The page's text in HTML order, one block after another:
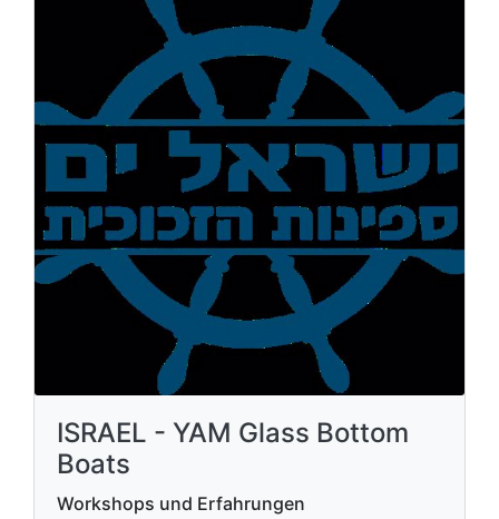
ISRAEL - YAM Glass Bottom
Boats
Workshops und Erfahrungen